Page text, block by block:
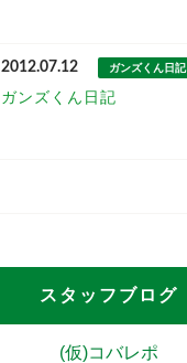
2012.07.12 ガンズくん日記
ガンズくん日記
スタッフブログ
(仮)コバレポ